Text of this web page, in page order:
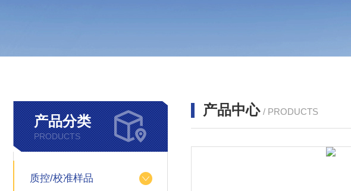
产品分类
PRODUCTS
质控/校准样品
产品中心 / PRODUCTS